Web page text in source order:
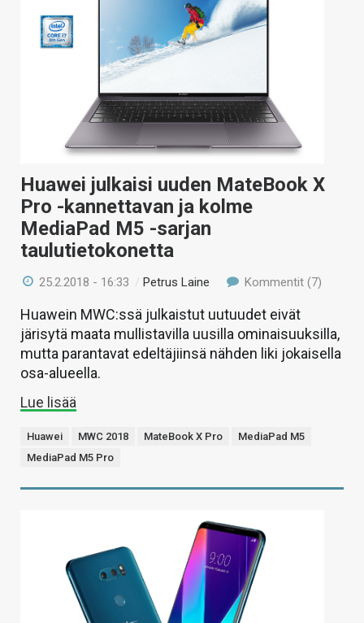
Huawei julkaisi uuden MateBook X
Pro -kannettavan ja kolme
MediaPad M5 -sarjan
taulutietokonetta
25.2.2018 - 16:33 /Petrus Laine Kommentit (7)
Huawein MWC:ssä julkaistut uutuudet eivät
järisytä maata mullistavilla uusilla ominaisuuksilla,
mutta parantavat edeltäjiinsä nähden liki jokaisella
osa-alueella.
Lue lisää
Huawei MWC 2018 MateBook X Pro
MediaPad M5
MediaPad M5 Pro